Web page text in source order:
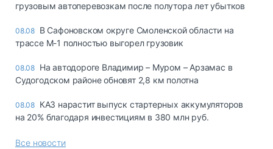
грузовым автоперевозкам после полутора лет убытков
08.08 В Сафоновском округе Смоленской области на
трассе М-1 полностью выгорел грузовик
08.08 На автодороге Владимир – Муром – Арзамас в
Судогодском районе обновят 2,8 км полотна
08.08 КАЗ нарастит выпуск стартерных аккумуляторов
на 20% благодаря инвестициям в 380 млн руб.
Все новости